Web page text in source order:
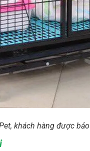
khách hàng được